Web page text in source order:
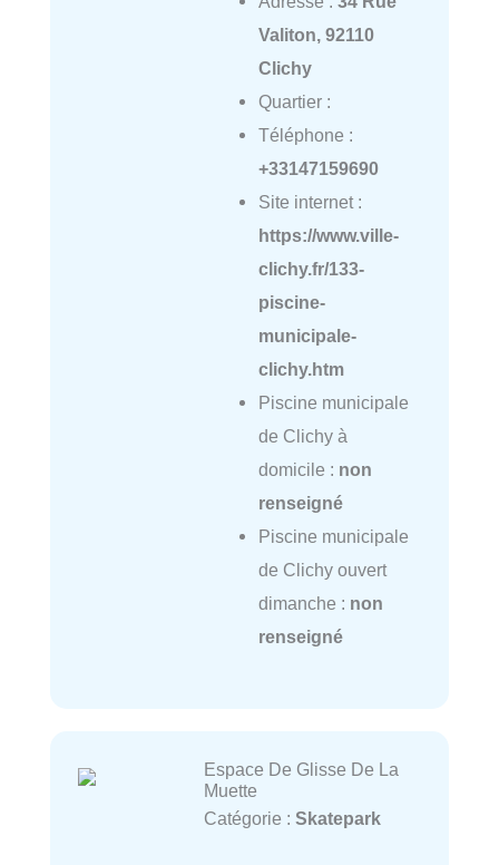
Valiton, 92110
Clichy
Quartier :
Téléphone :
+33147159690
Site internet :
https://www.ville-
clichy.fr/133-
piscine-
municipale-
clichy.htm
Piscine municipale
de Clichy à
domicile : non
renseigné
Piscine municipale
de Clichy ouvert
dimanche : non
renseigné
Espace De Glisse De La
Muette
Catégorie : Skatepark